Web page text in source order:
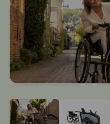
Ga naar slide: 0 Ga naar slide: 1